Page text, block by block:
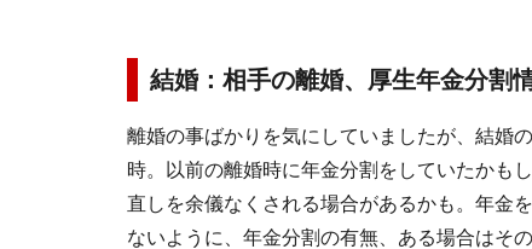
結婚：相手の離婚、厚生年金分割
離婚の事ばかりを気にしていましたが、結婚
時。以前の離婚時に年金分割をしていたかも
直しを余儀なくされる場合があるかも。年金
ないように、年金分割の有無、ある場合はそ